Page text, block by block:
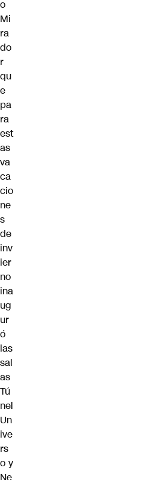
o
Mi
ra
do
r
qu
e
pa
ra
est
as
va
ca
cio
ne
s
de
inv
ier
no
ina
ug
ur
ó
las
sal
as
Tú
nel
Un
ive
rs
o y